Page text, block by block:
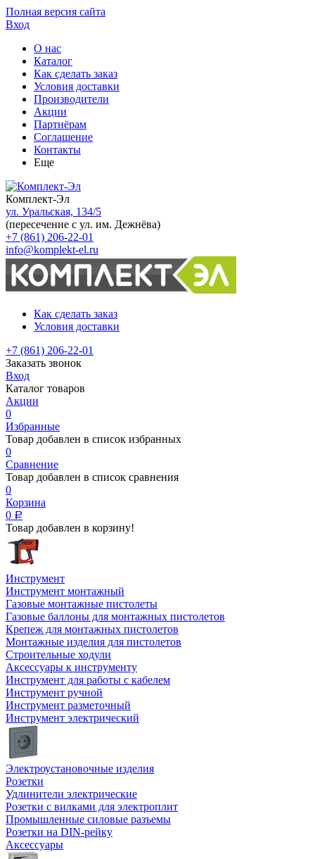
Полная версия сайта
Вход
О нас
Каталог
Как сделать заказ
Условия доставки
Производители
Акции
Партнёрам
Соглашение
Контакты
Еще
Комплект-Эл
ул. Уральская, 134/5
(пересечение с ул. им. Дежнёва)
+7 (861) 206-22-01
info@komplekt-el.ru
Как сделать заказ
Условия доставки
+7 (861) 206-22-01
Заказать звонок
Вход
Каталог товаров
Акции
0
Избранные
Товар добавлен в список избранных
0
Сравнение
Товар добавлен в список сравнения
0
Корзина
0 Р
Товар добавлен в корзину!
Инструмент
Инструмент монтажный
Газовые монтажные пистолеты
Газовые баллоны для монтажных пистолетов
Крепеж для монтажных пистолетов
Монтажные изделия для пистолетов
Строительные ходули
Аксессуары к инструменту
Инструмент для работы с кабелем
Инструмент ручной
Инструмент разметочный
Инструмент электрический
Электроустановочные изделия
Розетки
Удлинители электрические
Розетки с вилками для электроплит
Промышленные силовые разъемы
Розетки на DIN-рейку
Аксессуары